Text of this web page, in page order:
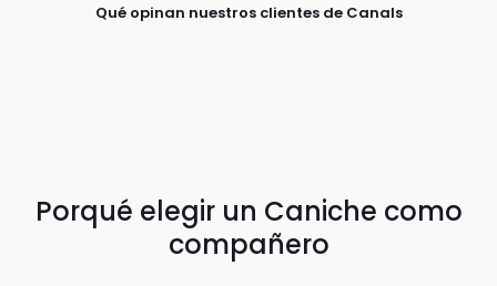
Qué opinan nuestros clientes de Canals
Porqué elegir un Caniche como
compañero